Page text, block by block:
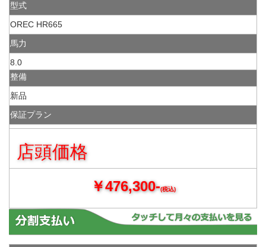
型式
OREC HR665
馬力
8.0
整備
新品
保証プラン
店頭価格
￥476,300-(税込)